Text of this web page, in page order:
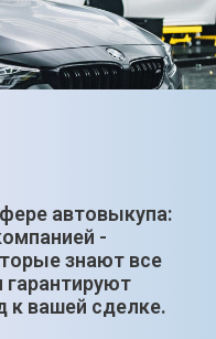
автовыкупа:
-
знают все
гарантируют
к вашей сделке.